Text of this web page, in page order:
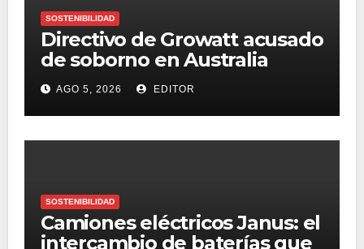
SOSTENIBILIDAD
Directivo de Growatt acusado
de soborno en Australia
AGO 5, 2026 EDITOR
SOSTENIBILIDAD
Camiones eléctricos Janus: el
intercambio de baterías que